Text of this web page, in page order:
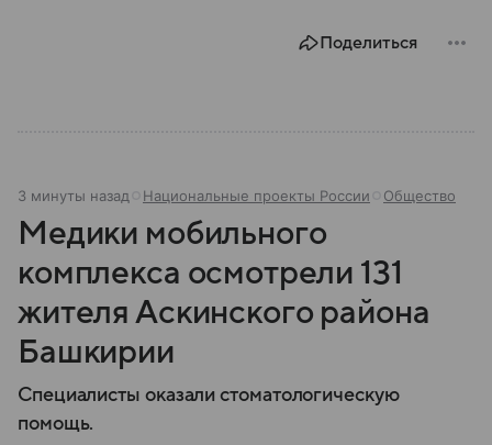
Поделиться
3 минуты назад Национальные проекты России Общество
Медики мобильного
комплекса осмотрели 131
жителя Аскинского района
Башкирии
Специалисты оказали стоматологическую
помощь.